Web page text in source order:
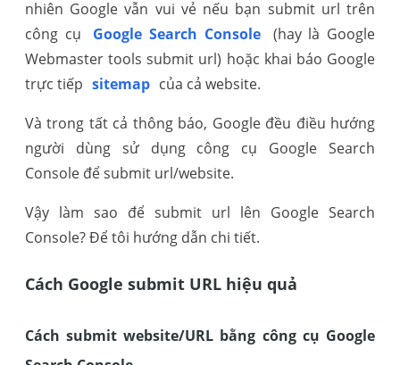
nhiên Google vẫn vui vẻ nếu bạn submit url trên
công cụ
Google Search Console
(hay là Google
Webmaster tools submit url) hoặc khai báo Google
trực tiếp sitemap của cả website.
Và trong tất cả thông báo, Google đều điều hướng
người dùng sử dụng công cụ Google Search
Console để submit url/website.
Vậy làm sao để submit url lên Google Search
Console? Để tôi hướng dẫn chi tiết.
Cách Google submit URL hiệu quả
Cách submit website/URL bằng công cụ Google